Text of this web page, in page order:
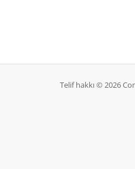
Telif hakkı © 2026